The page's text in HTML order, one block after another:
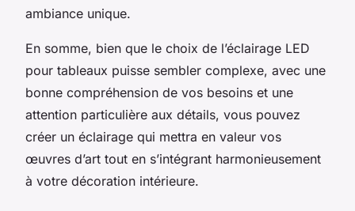
ambiance unique.
En somme, bien que le choix de l’éclairage LED
pour tableaux puisse sembler complexe, avec une
bonne compréhension de vos besoins et une
attention particulière aux détails, vous pouvez
créer un éclairage qui mettra en valeur vos
œuvres d’art tout en s’intégrant harmonieusement
à votre décoration intérieure.